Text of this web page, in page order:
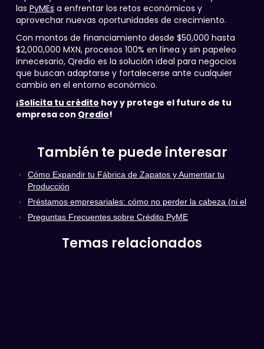
las PyMEs a enfrentar los retos económicos y
aprovechar nuevas oportunidades de crecimiento.
Con montos de financiamiento desde $50,000 hasta
$2,000,000 MXN, procesos 100% en línea y sin papeleo
innecesario, Qredio es la solución ideal para negocios
que buscan adaptarse y fortalecerse ante cualquier
cambio en el entorno económico.
¡Solicita tu crédito hoy y protege el futuro de tu
empresa con Qredio!
También te puede interesar
Cómo Expandir tu Fábrica de Zapatos y Aumentar tu
Producción
Préstamos empresariales: cómo no perder la cabeza (ni el
Preguntas Frecuentes sobre Crédito PyME
Temas relacionados